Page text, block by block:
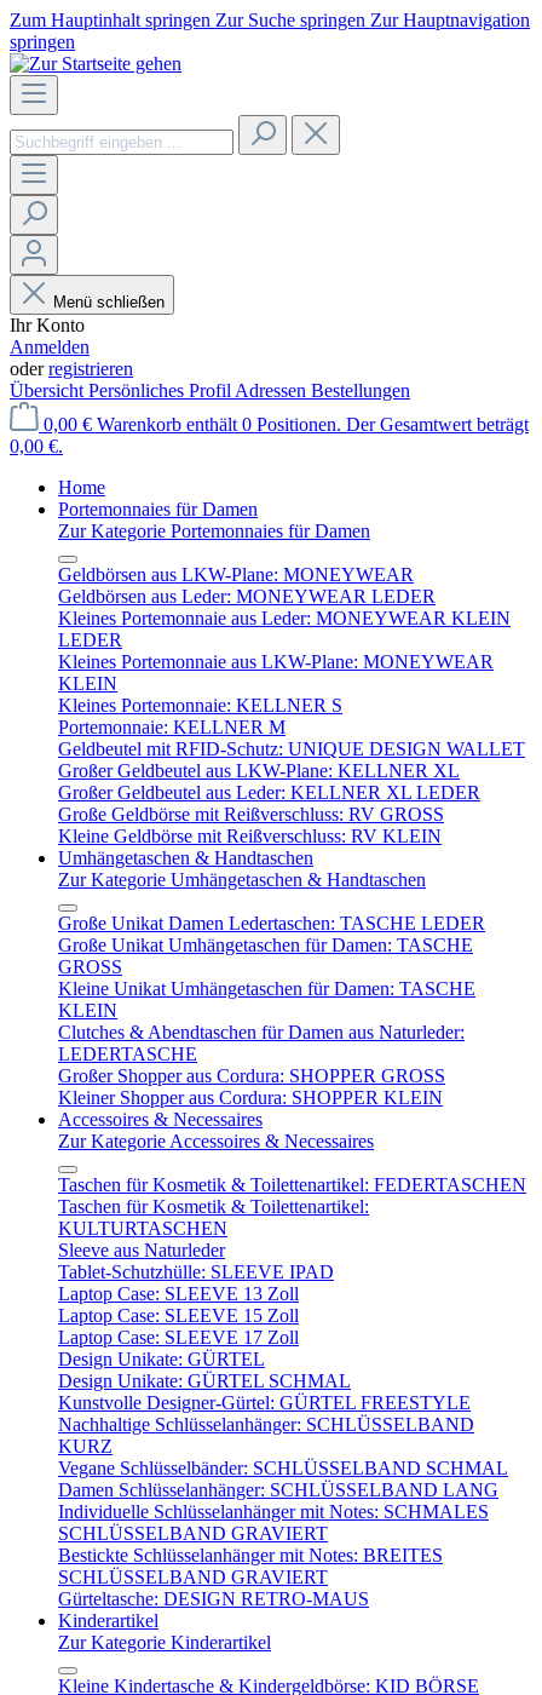
Zum Hauptinhalt springen Zur Suche springen Zur Hauptnavigation
springen
Menü schließen
Ihr Konto
Anmelden
oderregistrieren
Übersicht Persönliches Profil Adressen Bestellungen
0,00 € Warenkorb enthält 0 Positionen. Der Gesamtwert beträgt
0,00 €.
Home
Portemonnaies für Damen
Zur Kategorie Portemonnaies für Damen
Geldbörsen aus LKW-Plane: MONEYWEAR
Geldbörsen aus Leder: MONEYWEAR LEDER
Kleines Portemonnaie aus Leder: MONEYWEAR KLEIN
LEDER
Kleines Portemonnaie aus LKW-Plane: MONEYWEAR
KLEIN
Kleines Portemonnaie: KELLNER S
Portemonnaie: KELLNER M
Geldbeutel mit RFID-Schutz: UNIQUE DESIGN WALLET
Großer Geldbeutel aus LKW-Plane: KELLNER XL
Großer Geldbeutel aus Leder: KELLNER XL LEDER
Große Geldbörse mit Reißverschluss: RV GROSS
Kleine Geldbörse mit Reißverschluss: RV KLEIN
Umhängetaschen & Handtaschen
Zur Kategorie Umhängetaschen & Handtaschen
Große Unikat Damen Ledertaschen: TASCHE LEDER
Große Unikat Umhängetaschen für Damen: TASCHE
GROSS
Kleine Unikat Umhängetaschen für Damen: TASCHE
KLEIN
Clutches & Abendtaschen für Damen aus Naturleder:
LEDERTASCHE
Großer Shopper aus Cordura: SHOPPER GROSS
Kleiner Shopper aus Cordura: SHOPPER KLEIN
Accessoires & Necessaires
Zur Kategorie Accessoires & Necessaires
Taschen für Kosmetik & Toilettenartikel: FEDERTASCHEN
Taschen für Kosmetik & Toilettenartikel:
KULTURTASCHEN
Sleeve aus Naturleder
Tablet-Schutzhülle: SLEEVE IPAD
Laptop Case: SLEEVE 13 Zoll
Laptop Case: SLEEVE 15 Zoll
Laptop Case: SLEEVE 17 Zoll
Design Unikate: GÜRTEL
Design Unikate: GÜRTEL SCHMAL
Kunstvolle Designer-Gürtel: GÜRTEL FREESTYLE
Nachhaltige Schlüsselanhänger: SCHLÜSSELBAND
KURZ
Vegane Schlüsselbänder: SCHLÜSSELBAND SCHMAL
Damen Schlüsselanhänger: SCHLÜSSELBAND LANG
Individuelle Schlüsselanhänger mit Notes: SCHMALES
SCHLÜSSELBAND GRAVIERT
Bestickte Schlüsselanhänger mit Notes: BREITES
SCHLÜSSELBAND GRAVIERT
Gürteltasche: DESIGN RETRO-MAUS
Kinderartikel
Zur Kategorie Kinderartikel
Kleine Kindertasche & Kindergeldbörse: KID BÖRSE